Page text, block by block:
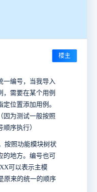
楼主
一编号，当我导入
，需要在某个用例
位置添加用例。
因为测试一般按照
序执行）
按照功能模块树状
的地方。编号也可
可以表示主模
原来的统一的顺序